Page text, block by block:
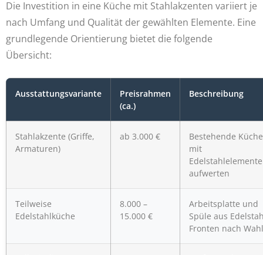
Die Investition in eine Küche mit Stahlakzenten variiert je
nach Umfang und Qualität der gewählten Elemente. Eine
grundlegende Orientierung bietet die folgende
Übersicht:
Ausstattungsvariante
Preisrahmen
(ca.)
Beschreibung
Stahlakzente (Griffe,
Armaturen)
ab 3.000 €
Bestehende Küche
mit
aufwerten
Teilweise
Edelstahlküche
8.000 –
15.000 €
Arbeitsplatte und
Spüle aus
Fronten nach Wahl